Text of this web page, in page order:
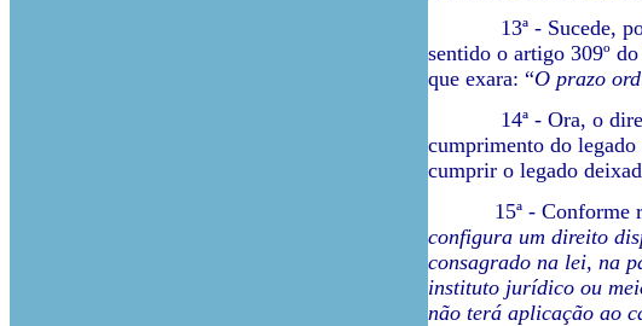
13ª - Sucede,
sentido o artigo 309º
que exara: “O prazo
14ª - Ora, o direito
cumprimento do
cumprir o legado
15ª - Conforme
configura um direito
consagrado na lei, na
instituto jurídico ou
não terá aplicação ao